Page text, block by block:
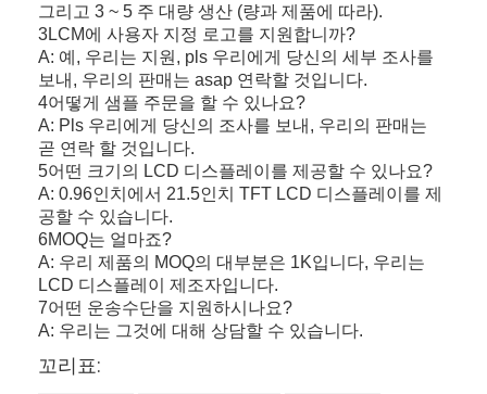
그리고 3 ~ 5 주 대량 생산 (량과 제품에 따라).
3LCM에 사용자 지정 로고를 지원합니까?
A: 예, 우리는 지원, pls 우리에게 당신의 세부 조사를
보내, 우리의 판매는 asap 연락할 것입니다.
4어떻게 샘플 주문을 할 수 있나요?
A: Pls 우리에게 당신의 조사를 보내, 우리의 판매는
곧 연락 할 것입니다.
5어떤 크기의 LCD 디스플레이를 제공할 수 있나요?
A: 0.96인치에서 21.5인치 TFT LCD 디스플레이를 제
공할 수 있습니다.
6MOQ는 얼마죠?
A: 우리 제품의 MOQ의 대부분은 1K입니다, 우리는
LCD 디스플레이 제조자입니다.
7어떤 운송수단을 지원하시나요?
A: 우리는 그것에 대해 상담할 수 있습니다.
꼬리표: